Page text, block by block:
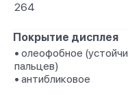
264
Покрытие дисплея
• олеофобное
пальцев)
• антибликовое